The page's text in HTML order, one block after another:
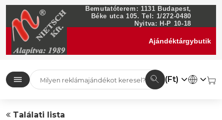
Bemutatóterem: 1131 Budapest,
Béke utca 105. Tel: 1/272-0480
Nyitva: H-P 10-18
Ajándéktárgybutik
(Ft)
Találati lista